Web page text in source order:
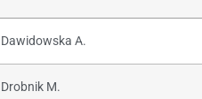
Dawidowska A.
Drobnik M.